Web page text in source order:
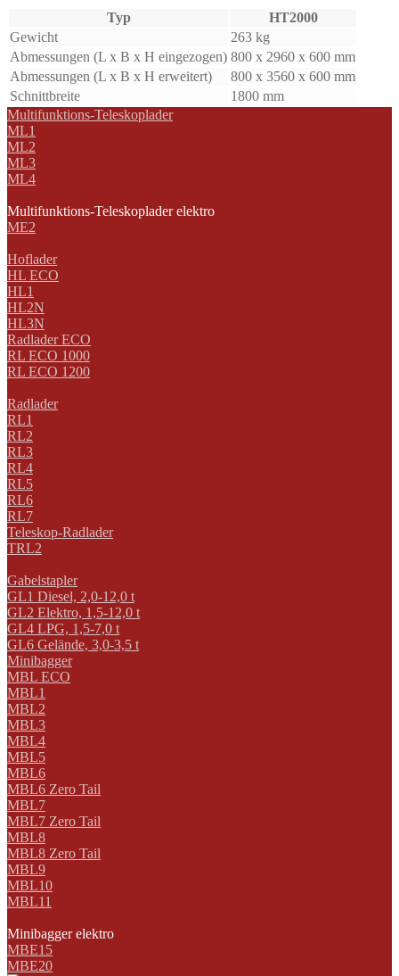
Typ
HT2000
Gewicht
263 kg
Abmessungen (L x B x H eingezogen) 800 x 2960 x 600 mm
Abmessungen (L x B x H erweitert)
800 x 3560 x 600 mm
Schnittbreite
1800 mm
Multifunktions-Teleskoplader
ML1
ML2
ML3
ML4
Multifunktions-Teleskoplader elektro
ME2
Hoflader
HL ECO
HL1
HL2N
HL3N
Radlader ECO
RL ECO 1000
RL ECO 1200
Radlader
RL1
RL2
RL3
RL4
RL5
RL6
RL7
Teleskop-Radlader
TRL2
Gabelstapler
GL1 Diesel, 2,0-12,0 t
GL2 Elektro, 1,5-12,0 t
GL4 LPG, 1,5-7,0 t
GL6 Gelände, 3,0-3,5 t
Minibagger
MBL ECO
MBL1
MBL2
MBL3
MBL4
MBL5
MBL6
MBL6 Zero Tail
MBL7
MBL7 Zero Tail
MBL8
MBL8 Zero Tail
MBL9
MBL10
MBL11
Minibagger elektro
MBE15
MBE20